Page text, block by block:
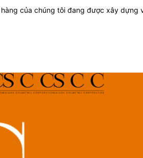
của chúng tôi đang được xây dựng